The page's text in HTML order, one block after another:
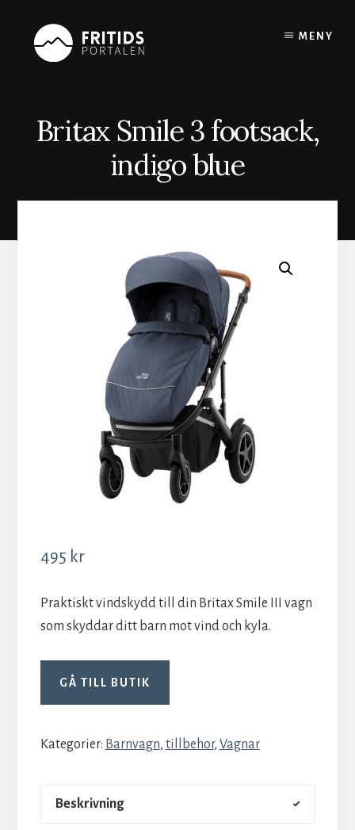
content
MENY
Britax Smile 3 footsack,
indigo blue
495 kr
Praktiskt vindskydd till din Britax Smile III vagn
som skyddar ditt barn mot vind och kyla.
GÅ TILL BUTIK
Kategorier: Barnvagn, tillbehor, Vagnar
Beskrivning